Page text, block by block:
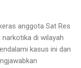
anggota Sat Res
di wilayah
kasus ini dan